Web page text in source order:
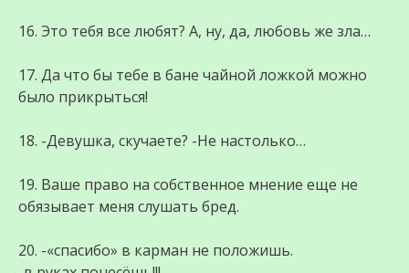
16. Это тебя все любят? А, ну, да, любовь же зла…
17. Да что бы тебе в бане чайной ложкой можно
было прикрыться!
18. -Девушка, скучаете? -Не настолько…
19. Ваше право на собственное мнение еще не
обязывает меня слушать бред.
20. -«спасибо» в карман не положишь.